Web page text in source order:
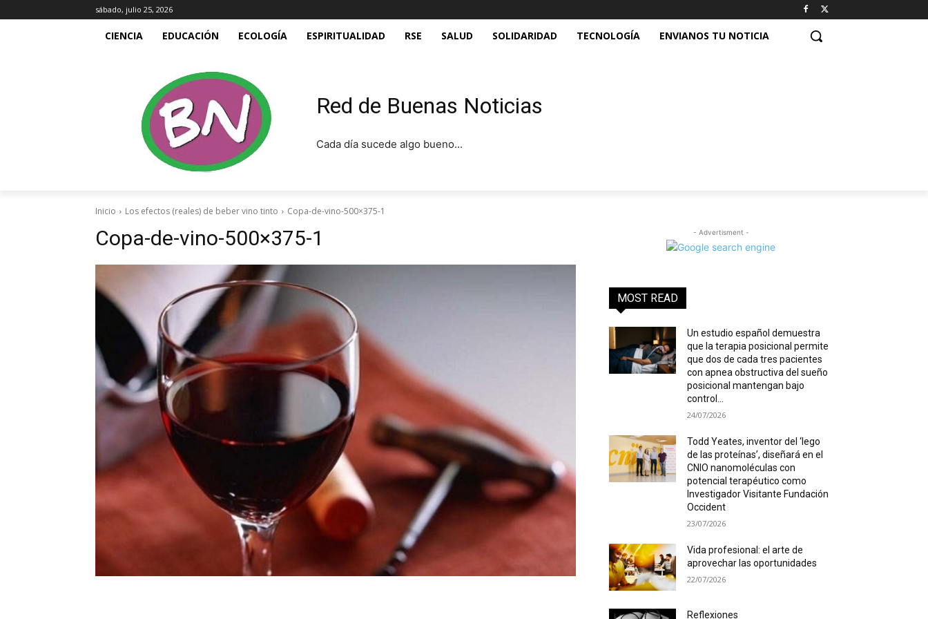
sábado, julio 25, 2026
CIENCIA EDUCACIÓN ECOLOGÍA ESPIRITUALIDAD RSE SALUD SOLIDARIDAD TECNOLOGÍA ENVIANOS TU NOTICIA
Red de Buenas Noticias
Cada día sucede algo bueno...
Inicio Los efectos (reales) de beber vino tinto Copa-de-vino-500×375-1
Copa-de-vino-500×375-1 - Advertisment -
MOST READ
Un estudio español demuestra
que la terapia posicional permite
que dos de cada tres pacientes
con apnea obstructiva del sueño
posicional mantengan bajo
control...
24/07/2026
Todd Yeates, inventor del ‘lego
de las proteínas’, diseñará en el
CNIO nanomoléculas con
potencial terapéutico como
Investigador Visitante Fundación
Occident
23/07/2026
Vida profesional: el arte de
aprovechar las oportunidades
22/07/2026
Reflexiones